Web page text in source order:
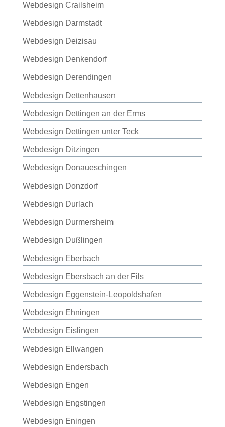
Webdesign Crailsheim
Webdesign Darmstadt
Webdesign Deizisau
Webdesign Denkendorf
Webdesign Derendingen
Webdesign Dettenhausen
Webdesign Dettingen an der Erms
Webdesign Dettingen unter Teck
Webdesign Ditzingen
Webdesign Donaueschingen
Webdesign Donzdorf
Webdesign Durlach
Webdesign Durmersheim
Webdesign Dußlingen
Webdesign Eberbach
Webdesign Ebersbach an der Fils
Webdesign Eggenstein-Leopoldshafen
Webdesign Ehningen
Webdesign Eislingen
Webdesign Ellwangen
Webdesign Endersbach
Webdesign Engen
Webdesign Engstingen
Webdesign Eningen